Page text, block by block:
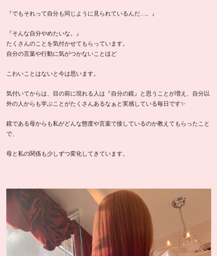
『でもそれって自分も同じように見られているんだ…。』
『そんな自分やめたいな。』
たくさんのことを気付かせてもらっています。
自分の言葉や行動に気がつかないことほど
こわいことはないと今は思います。
気付いてからは、目の前に現れる人は『自分の鏡』と思うことが増え、自分以
外の人からも学ぶことがたくさんあるなぁと実感している毎日です✨
鏡である母からも私がどんな態度や言葉で接しているのか教えてもらったこと
で、
母と私の関係も少しずつ変化してきています。